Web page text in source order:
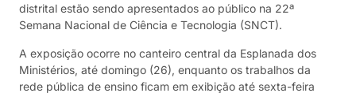
distrital estão sendo apresentados ao público na 22ª
Semana Nacional de Ciência e Tecnologia (SNCT).
A exposição ocorre no canteiro central da Esplanada dos
Ministérios, até domingo (26), enquanto os trabalhos da
rede pública de ensino ficam em exibição até sexta-feira